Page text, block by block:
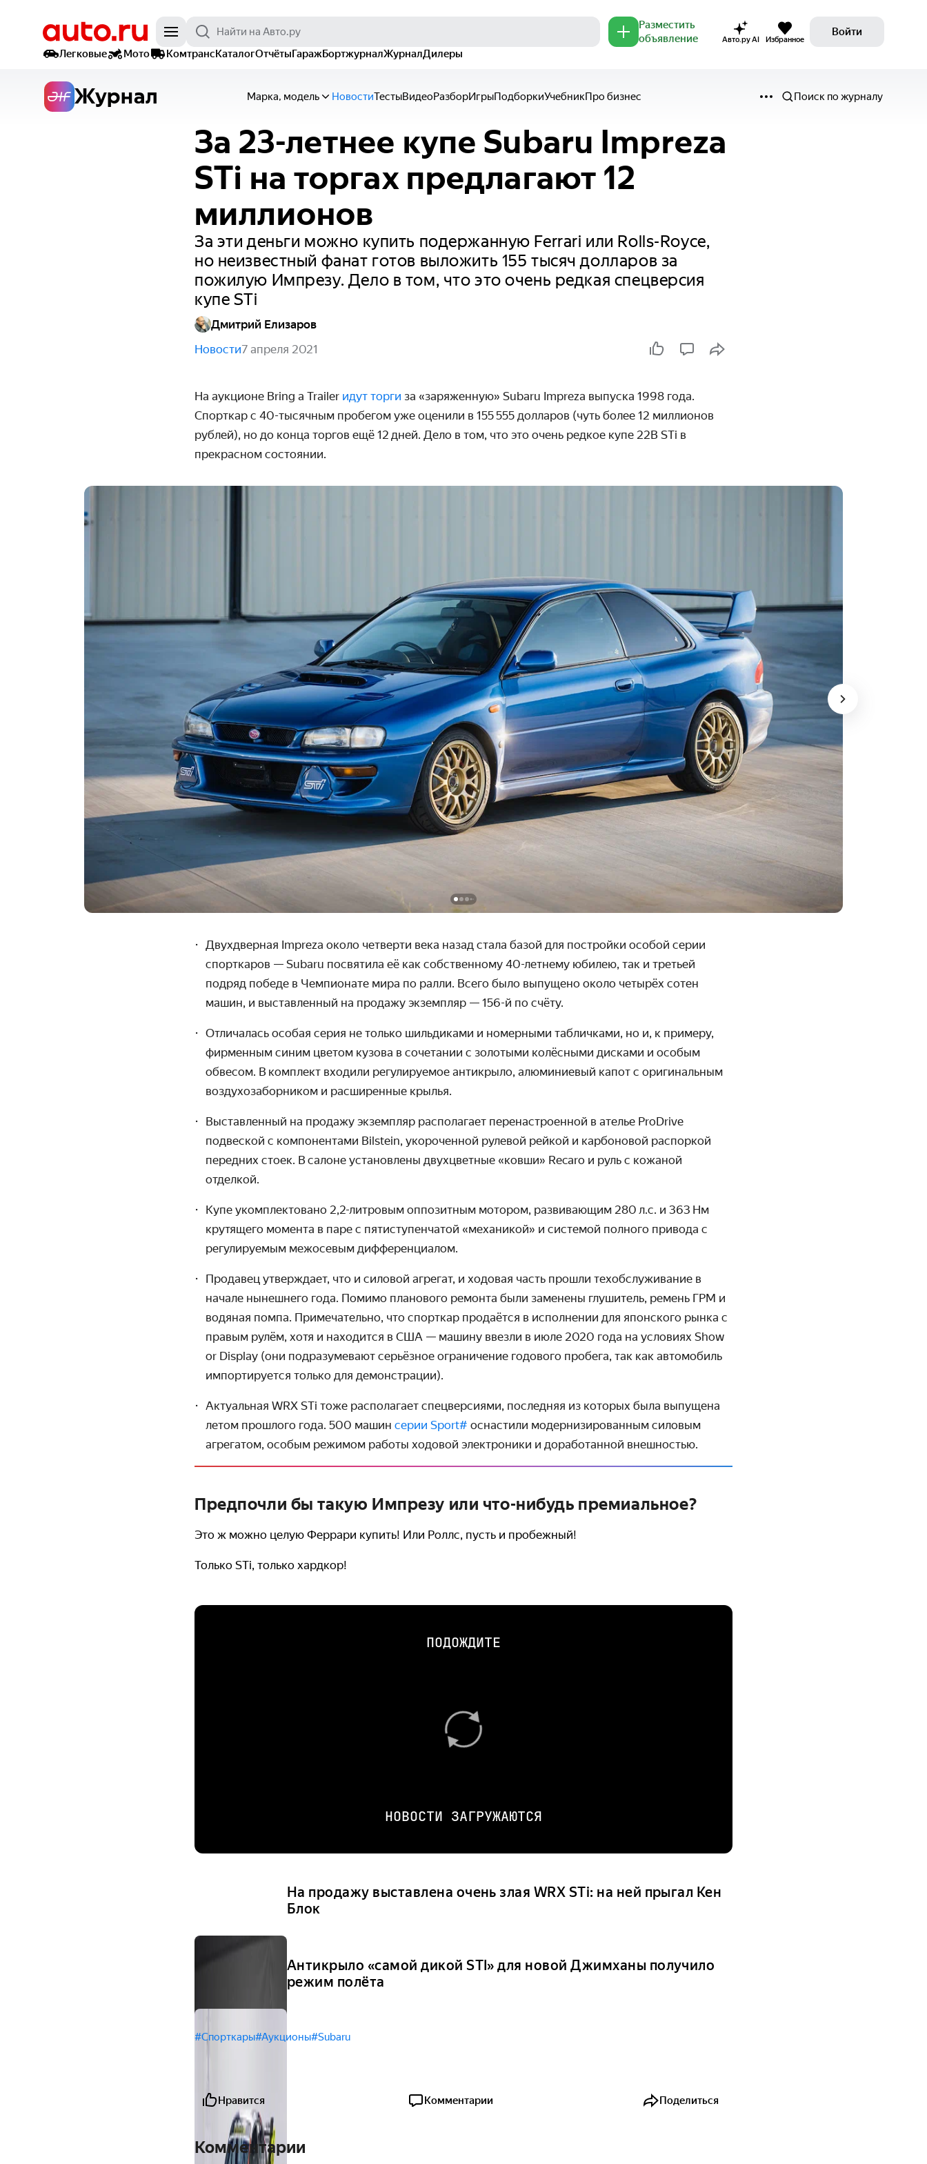
Разместить
объявление
Авто.ру AI Избранное
Войти
Легковые
Мото КомтрансКаталогОтчётыГаражБортжурналЖурналДилеры
Журнал Марка, модель НовостиТестыВидеоРазборИгрыПодборкиУчебникПро бизнес Поиск по журналу
За 23-летнее купе Subaru Impreza
STi на торгах предлагают 12
миллионов
За эти деньги можно купить подержанную Ferrari или Rolls-Royce,
но неизвестный фанат готов выложить 155 тысяч долларов за
пожилую Импрезу. Дело в том, что это очень редкая спецверсия
купе STi
Дмитрий Елизаров
Новости7 апреля 2021
На аукционе Bring a Trailer идут торги за «заряженную» Subaru Impreza выпуска 1998 года.
Спорткар с 40-тысячным пробегом уже оценили в 155 555 долларов (чуть более 12 миллионов
рублей), но до конца торгов ещё 12 дней. Дело в том, что это очень редкое купе 22B STi в
прекрасном состоянии.
Двухдверная Impreza около четверти века назад стала базой для постройки особой серии
спорткаров — Subaru посвятила её как собственному 40-летнему юбилею, так и третьей
подряд победе в Чемпионате мира по ралли. Всего было выпущено около четырёх сотен
машин, и выстав­ленный на продажу экзем­пляр — 156-й по счёту.
Отличалась особая серия не только шильдиками и номерными табличками, но и, к примеру,
фирменным синим цветом кузова в сочетании с золотыми колёсными дисками и особым
обвесом. В комплект входили регулиру­емое антикрыло, алюмини­евый капот с оригиналь­ным
воздухо­заборником и расширенные крылья.
Выставленный на продажу экземпляр располагает пере­настроенной в ателье ProDrive
подвеской с компонентами Bilstein, укороченной рулевой рейкой и карбоновой распоркой
передних стоек. В салоне установлены двухцветные «ковши» Recaro и руль с кожаной
отделкой.
Купе укомплектовано 2,2-литровым оппозитным мотором, разви­вающим 280 л.с. и 363 Нм
крутящего момента в паре с пятиступен­чатой «механикой» и системой полного привода с
регулиру­емым межосевым дифференциалом.
Продавец утверждает, что и силовой агрегат, и ходовая часть прошли техобслужи­вание в
начале нынешнего года. Помимо планового ремонта были заменены глушитель, ремень ГРМ и
водяная помпа. Примеча­тельно, что спорткар продаётся в исполнении для японского рынка с
правым рулём, хотя и находится в США — машину ввезли в июле 2020 года на условиях Show
or Display (они подразуме­вают серьёзное ограни­чение годового пробега, так как автомобиль
импортируется только для демонстрации).
Актуальная WRX STi тоже располагает спецверсиями, последняя из которых была выпущена
летом прошлого года. 500 машин серии Sport# оснастили модерни­зиро­ванным силовым
агрегатом, особым режимом работы ходовой электроники и доработанной внешностью.
Предпочли бы такую Импрезу или что-нибудь премиальное?
Это ж можно целую Феррари купить! Или Роллс, пусть и пробежный!
Только STi, только хардкор!
ПОДОЖДИТЕ
НОВОСТИ ЗАГРУЖАЮТСЯ
На продажу выставлена очень злая WRX STi: на ней прыгал Кен
Блок
Антикрыло «самой дикой STI» для новой Джимханы получило
режим полёта
#Спорткары#Аукционы#Subaru
Нравится Комментарии Поделиться
Комментарии